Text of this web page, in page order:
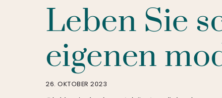
26. OKTOBER 2023
Leben Sie
eigenen